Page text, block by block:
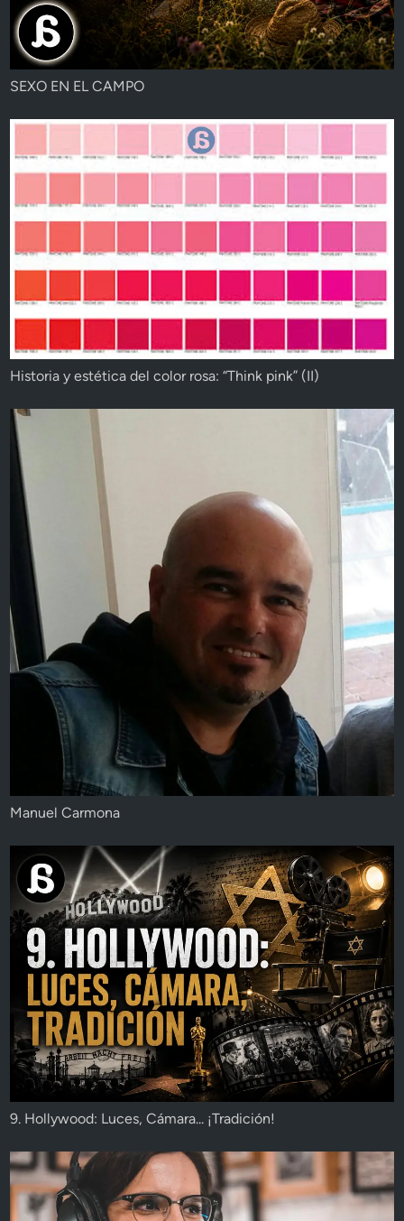
SEXO EN EL CAMPO
Historia y estética del color rosa: “Think pink” (II)
Manuel Carmona
9. Hollywood: Luces, Cámara... ¡Tradición!